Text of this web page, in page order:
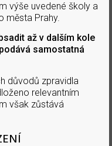
výše uvedené školy a
města Prahy.
až v dalším kole
samostatná
důvodů zpravidla
relevantním
však zůstává